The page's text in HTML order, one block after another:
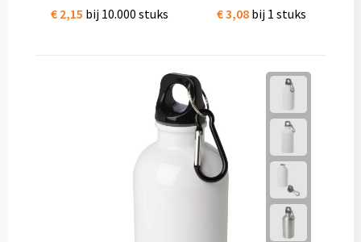
€ 2,15 bij 10.000 stuks € 3,08 bij 1 stuks